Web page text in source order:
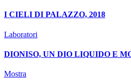
I CIELI DI PALAZZO, 2018
Laboratori
DIONISO, UN DIO LIQUIDO E
Mostra